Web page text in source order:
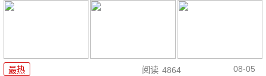
最热 阅读 4864 08-05